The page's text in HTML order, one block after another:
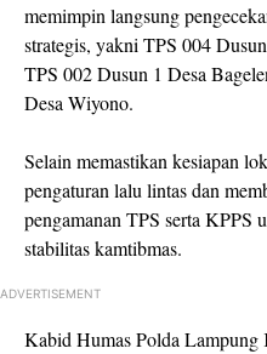
memimpin langsung
strategis, yakni TPS 004
TPS 002 Dusun 1 Desa
Desa Wiyono.
Selain memastikan kesiapan
pengaturan lalu lintas dan
pengamanan TPS serta KPPS
stabilitas kamtibmas.
ADVERTISEMENT
Kabid Humas Polda